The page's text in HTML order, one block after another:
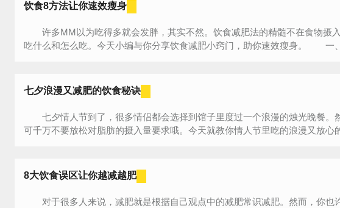
饮食8方法让你速效瘦身
许多MM以为吃得多就会发胖，其实不然。饮食减肥法的精髓不在食物摄
吃什么和怎么吃。今天小编与你分享饮食减肥小窍门，助你速效瘦身。 一
七夕浪漫又减肥的饮食秘诀
七夕情人节到了，很多情侣都会选择到馆子里度过一个浪漫的烛光晚餐。
可千万不要放松对脂肪的摄入量要求哦。今天就教你情人节里吃的浪漫又放心
8大饮食误区让你越减越肥
对于很多人来说，减肥就是根据自己观点中的减肥常识减肥。然而，你也